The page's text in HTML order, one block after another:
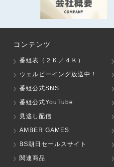
コンテンツ
番組表（２Ｋ／４Ｋ）
ウェルビーイング放送中！
番組公式SNS
番組公式YouTube
見逃し配信
AMBER GAMES
BS朝日セールスサイト
関連商品